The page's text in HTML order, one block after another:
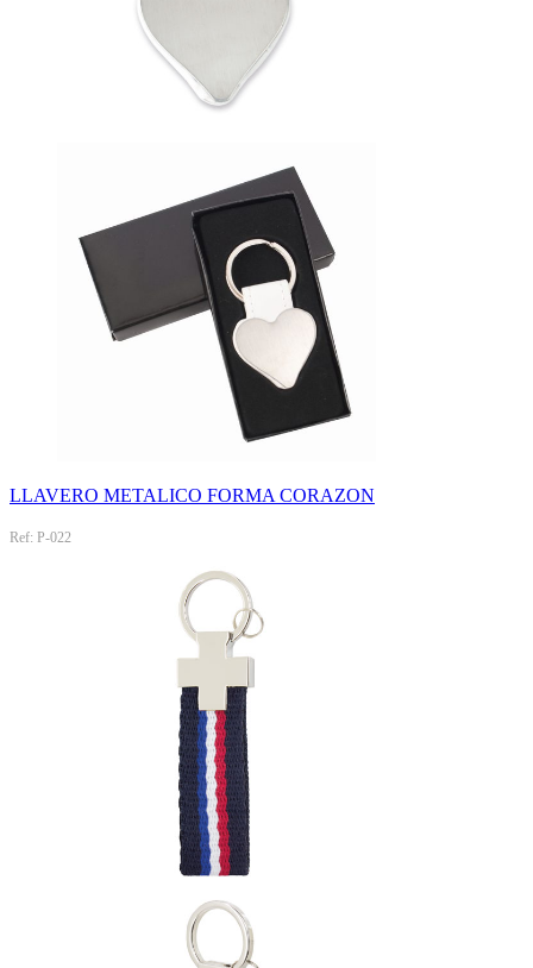
LLAVERO METALICO FORMA CORAZON
Ref: P-022